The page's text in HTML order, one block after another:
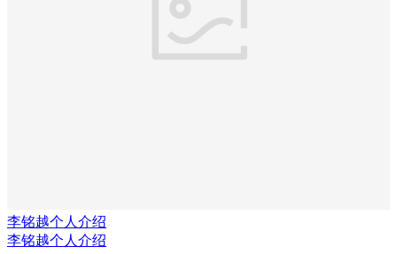
李铭越个人介绍
李铭越个人介绍